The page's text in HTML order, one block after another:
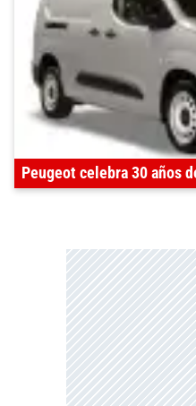
Peugeot celebra 30 años